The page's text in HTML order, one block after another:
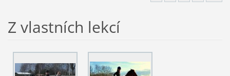
Z vlastních lekcí